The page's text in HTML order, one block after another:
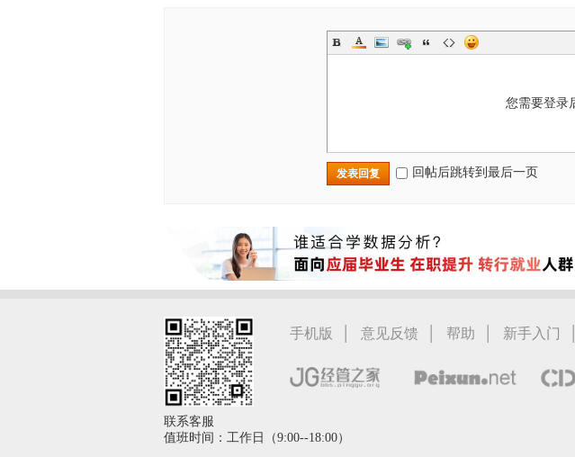
您需要登录
发表回复 回帖后跳转到最后一页
手机版 | 意见反馈 | 帮助 | 新手入门 |
联系客服
值班时间：工作日（9:00--18:00）